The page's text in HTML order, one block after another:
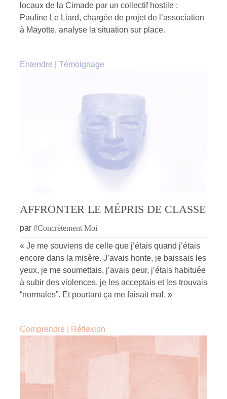
locaux de la Cimade par un collectif hostile :
Pauline Le Liard, chargée de projet de l’association
à Mayotte, analyse la situation sur place.
Entendre Témoignage
AFFRONTER LE MÉPRIS DE CLASSE
par #Concrètement Moi
« Je me souviens de celle que j’étais quand j’étais
encore dans la misère. J’avais honte, je baissais les
yeux, je me soumettais, j’avais peur, j’étais habituée
à subir des violences, je les acceptais et les trouvais
“normales”. Et pourtant ça me faisait mal. »
Comprendre Réflexion